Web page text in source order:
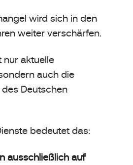
wird sich in den
weiter verschärfen.
nur aktuelle
auch die
Deutschen
bedeutet das:
ausschließlich auf